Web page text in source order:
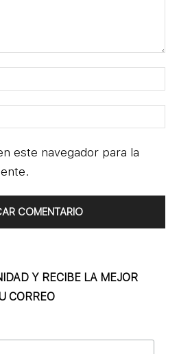
este navegador para la
Y RECIBE LA MEJOR
CORREO